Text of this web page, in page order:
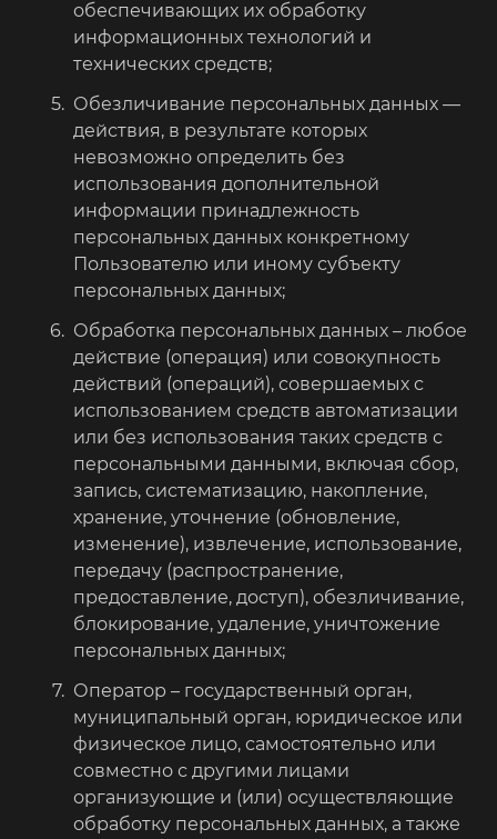
обеспечивающих их обработку
информационных технологий и
технических средств;
Обезличивание персональных данных —
действия, в результате которых
невозможно определить без
использования дополнительной
информации принадлежность
персональных данных конкретному
Пользователю или иному субъекту
персональных данных;
Обработка персональных данных – любое
действие (операция) или совокупность
действий (операций), совершаемых с
использованием средств автоматизации
или без использования таких средств с
персональными данными, включая сбор,
запись, систематизацию, накопление,
хранение, уточнение (обновление,
изменение), извлечение, использование,
передачу (распространение,
предоставление, доступ), обезличивание,
блокирование, удаление, уничтожение
персональных данных;
Оператор – государственный орган,
муниципальный орган, юридическое или
физическое лицо, самостоятельно или
совместно с другими лицами
организующие и (или) осуществляющие
обработку персональных данных, а также